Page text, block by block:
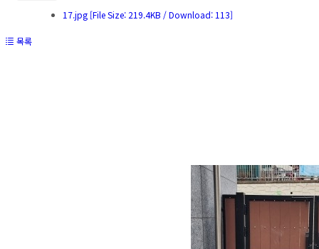
17.jpg [File Size: 219.4KB / Download: 113]
목록